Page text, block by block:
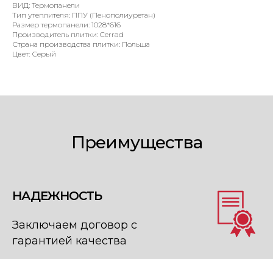
ВИД: Термопанели
Тип утеплителя: ППУ (Пенополиуретан)
Размер термопанели: 1028*616
Производитель плитки: Cerrad
Страна производства плитки: Польша
Цвет: Серый
Преимущества
НАДЕЖНОСТЬ
Заключаем договор с
гарантией качества